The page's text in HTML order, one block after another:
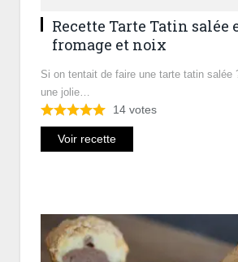
Recette Tarte Tatin salée
fromage et noix
Si on tentait de faire une tarte tatin salée
une jolie…
14 votes
Voir recette